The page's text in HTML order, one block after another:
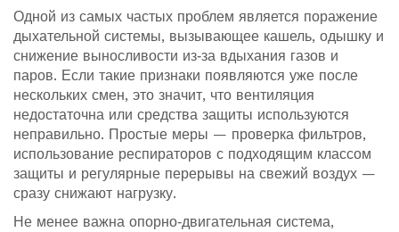
Одной из самых частых проблем является поражение
дыхательной системы, вызывающее кашель, одышку и
снижение выносливости из‑за вдыхания газов и
паров. Если такие признаки появляются уже после
нескольких смен, это значит, что вентиляция
недостаточна или средства защиты используются
неправильно. Простые меры — проверка фильтров,
использование респираторов с подходящим классом
защиты и регулярные перерывы на свежий воздух —
сразу снижают нагрузку.
Не менее важна опорно‑двигательная система,